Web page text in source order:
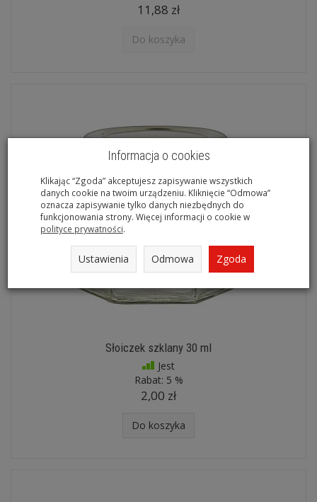
11,88 zł
Do koszyka
Słoiczek szklany 30 ml
Jest
Rabat: 5 %
2,00 zł
Do koszyka
Informacja o cookies
Klikając “Zgoda” akceptujesz zapisywanie wszystkich
danych cookie na twoim urządzeniu. Kliknięcie “Odmowa”
oznacza zapisywanie tylko danych niezbędnych do
funkcjonowania strony. Więcej informacji o cookie w
polityce prywatności.
Ustawienia Odmowa Zgoda